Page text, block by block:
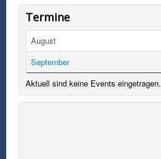
Termine
August
September
Aktuell sind keine Events eingetragen.